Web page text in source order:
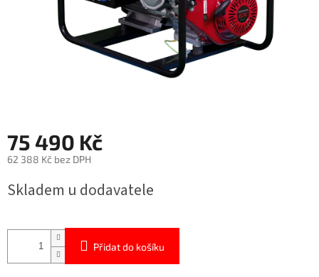
75 490 Kč
62 388 Kč bez DPH
cena:
Skladem u dodavatele
Přidat do košíku